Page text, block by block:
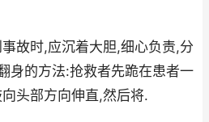
故时,应沉着大胆,细心负责,分
身的方法:抢救者先跪在患者一
头部方向伸直,然后将.